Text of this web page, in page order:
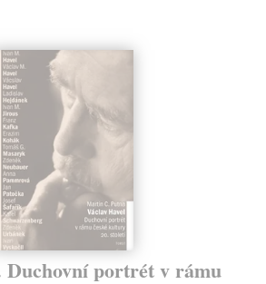
Duchovní portrét v rámu